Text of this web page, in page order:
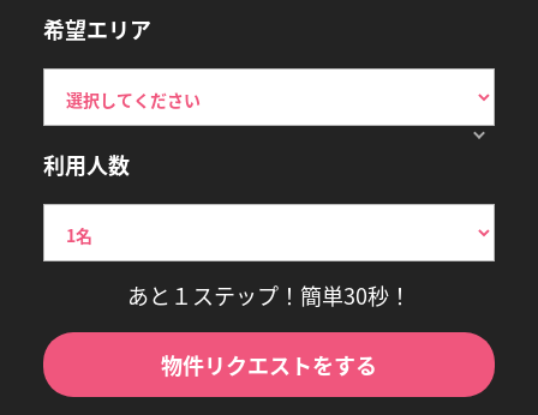
希望エリア
利用人数
あと１ステップ！簡単30秒！
物件リクエストをする